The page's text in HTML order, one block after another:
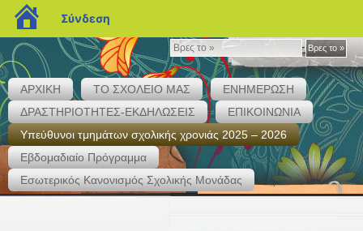
Βρες
το
»
Βρες το »
ΑΡΧΙΚΗ ΤΟ ΣΧΟΛΕΙΟ ΜΑΣ
ΕΝΗΜΕΡΩΣΗ
ΔΡΑΣΤΗΡΙΟΤΗΤΕΣ-ΕΚΔΗΛΩΣΕΙΣ
ΕΠΙΚΟΙΝΩΝΙΑ
Υπεύθυνοι τμημάτων σχολικής χρονιάς 2025 – 2026
Εβδομαδιαίο Πρόγραμμα
Εσωτερικός Κανονισμός Σχολικής Μονάδας
1ο ΓΥΜΝΑΣΙΟ ΚΟΡΙΝΘΟΥ
blogs.sch.gr
Σύνδεση